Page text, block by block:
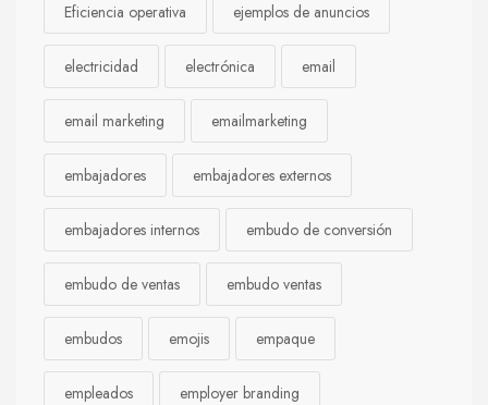
Eficiencia operativa ejemplos de anuncios
electricidad electrónica email
email marketing emailmarketing
embajadores embajadores externos
embajadores internos embudo de conversión
embudo de ventas embudo ventas
embudos emojis empaque
empleados employer branding